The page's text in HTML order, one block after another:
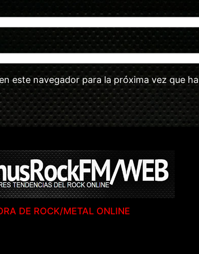
este navegador para la próxima vez que
DE ROCK/METAL ONLINE